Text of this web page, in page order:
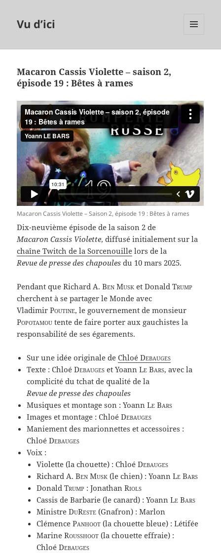
Vu d’ici
Macaron Cassis Violette – saison 2,
épisode 19 : Bêtes à rames
Macaron Cassis Violette – Saison 2, épisode 19 : Bêtes à rames
Dix-neuvième épisode de la saison 2 de
Macaron Cassis Violette, diffusé initialement sur la
chaîne Twitch de la Sorcenouille lors de la
Revue de presse des chapoules du 10 mars 2025.
Pendant que Richard A.Ben Musk et DonaldTrump
cherchent à se partager le Monde avec
VladimirPoutine, le gouvernement de monsieur
Popotamou tente de faire porter aux gauchistes la
responsabilité de ses égarements.
Sur une idée originale deChloéDebauges
Texte : ChloéDebauges et YoannLe Bars, avec la
complicité du tchat de qualité de la
Revue de presse des chapoules
Musiques et montage son : YoannLe Bars
Images et montage : ChloéDebauges
Maniement des marionnettes et accessoires :
ChloéDebauges
Voix :
Violette (la chouette) : ChloéDebauges
Richard A.Ben Musk (le chien) : YoannLe Bars
DonaldTrump : JonathanRiols
Cassis de Barbarie (le canard) : YoannLe Bars
MinistreDuReste (Gnafron) : Marlon
ClémencePanhoot (la chouette bleue) : Létifée
MarineRousshoot (la chouette effraie) :
ChloéDebauges